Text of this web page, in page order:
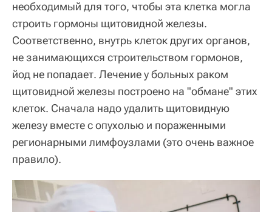
необходимый для того, чтобы эта клетка могла
строить гормоны щитовидной железы.
Соответственно, внутрь клеток других органов,
не занимающихся строительством гормонов,
йод не попадает. Лечение у больных раком
щитовидной железы построено на "обмане" этих
клеток. Сначала надо удалить щитовидную
железу вместе с опухолью и пораженными
регионарными лимфоузлами (это очень важное
правило).